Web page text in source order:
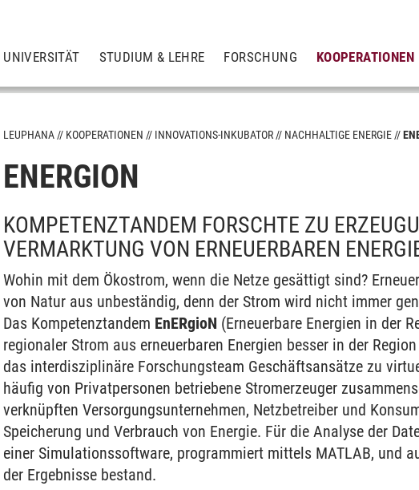
UNIVERSITÄT STUDIUM & LEHRE FORSCHUNG KOOPERATIONEN
Recruiting
Wissenschaft und Innovation
Innovation Communities
Entrepreneurship Center
Alumni und Ehemalige
Hochschulförderung
Innovations-Inkubator
Aktuell
EU-REGIONALPROJEKT
Digitale Medien
Gesundheit
LEUPHANA KOOPERATIONEN INNOVATIONS-INKUBATOR NACHHALTIGE ENERGIE
ENERGION
KOMPETENZTANDEM FORSCHTE ZU
VERMARKTUNG VON ERNEUERBAREN
Wohin mit dem Ökostrom, wenn die Netze gesättigt sind?
von Natur aus unbeständig, denn der Strom wird nicht immer
Das Kompetenztandem EnERgioN (Erneuerbare Energien in der
regionaler Strom aus erneuerbaren Energien besser in der
das interdisziplinäre Forschungsteam Geschäftsansätze zu
häufig von Privatpersonen betriebene Stromerzeuger
verknüpften Versorgungsunternehmen, Netzbetreiber und
Speicherung und Verbrauch von Energie. Für die Analyse der
einer Simulationssoftware, programmiert mittels MATLAB, und
der Ergebnisse bestand.